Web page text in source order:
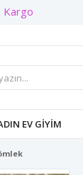
EV GIYIM